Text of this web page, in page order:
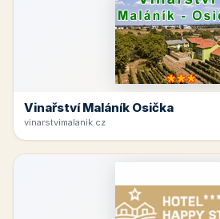
Vinařství Maláník Osička
vinarstvimalanik.cz